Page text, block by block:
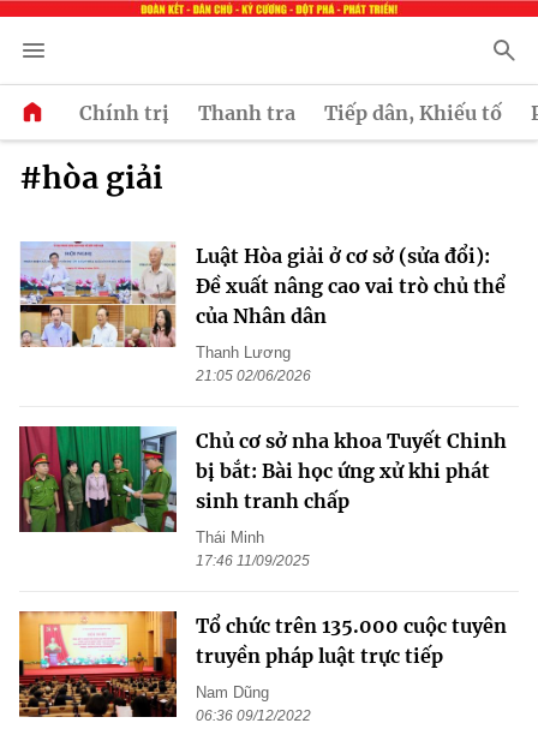
Chính trị Thanh tra Tiếp dân, Khiếu tố
#hòa giải
Luật Hòa giải ở cơ sở (sửa đổi):
Đề xuất nâng cao vai trò chủ thể
của Nhân dân
Thanh Lương
21:05 02/06/2026
Chủ cơ sở nha khoa Tuyết Chinh
bị bắt: Bài học ứng xử khi phát
sinh tranh chấp
Thái Minh
17:46 11/09/2025
Tổ chức trên 135.000 cuộc tuyên
truyền pháp luật trực tiếp
Nam Dũng
06:36 09/12/2022